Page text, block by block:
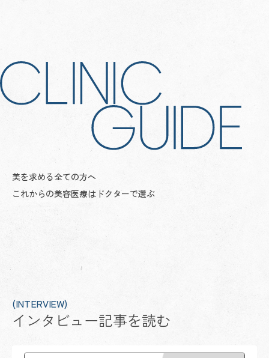
美を求める全ての方へ
これからの美容医療はドクターで選ぶ
(INTERVIEW)
インタビュー記事を読む